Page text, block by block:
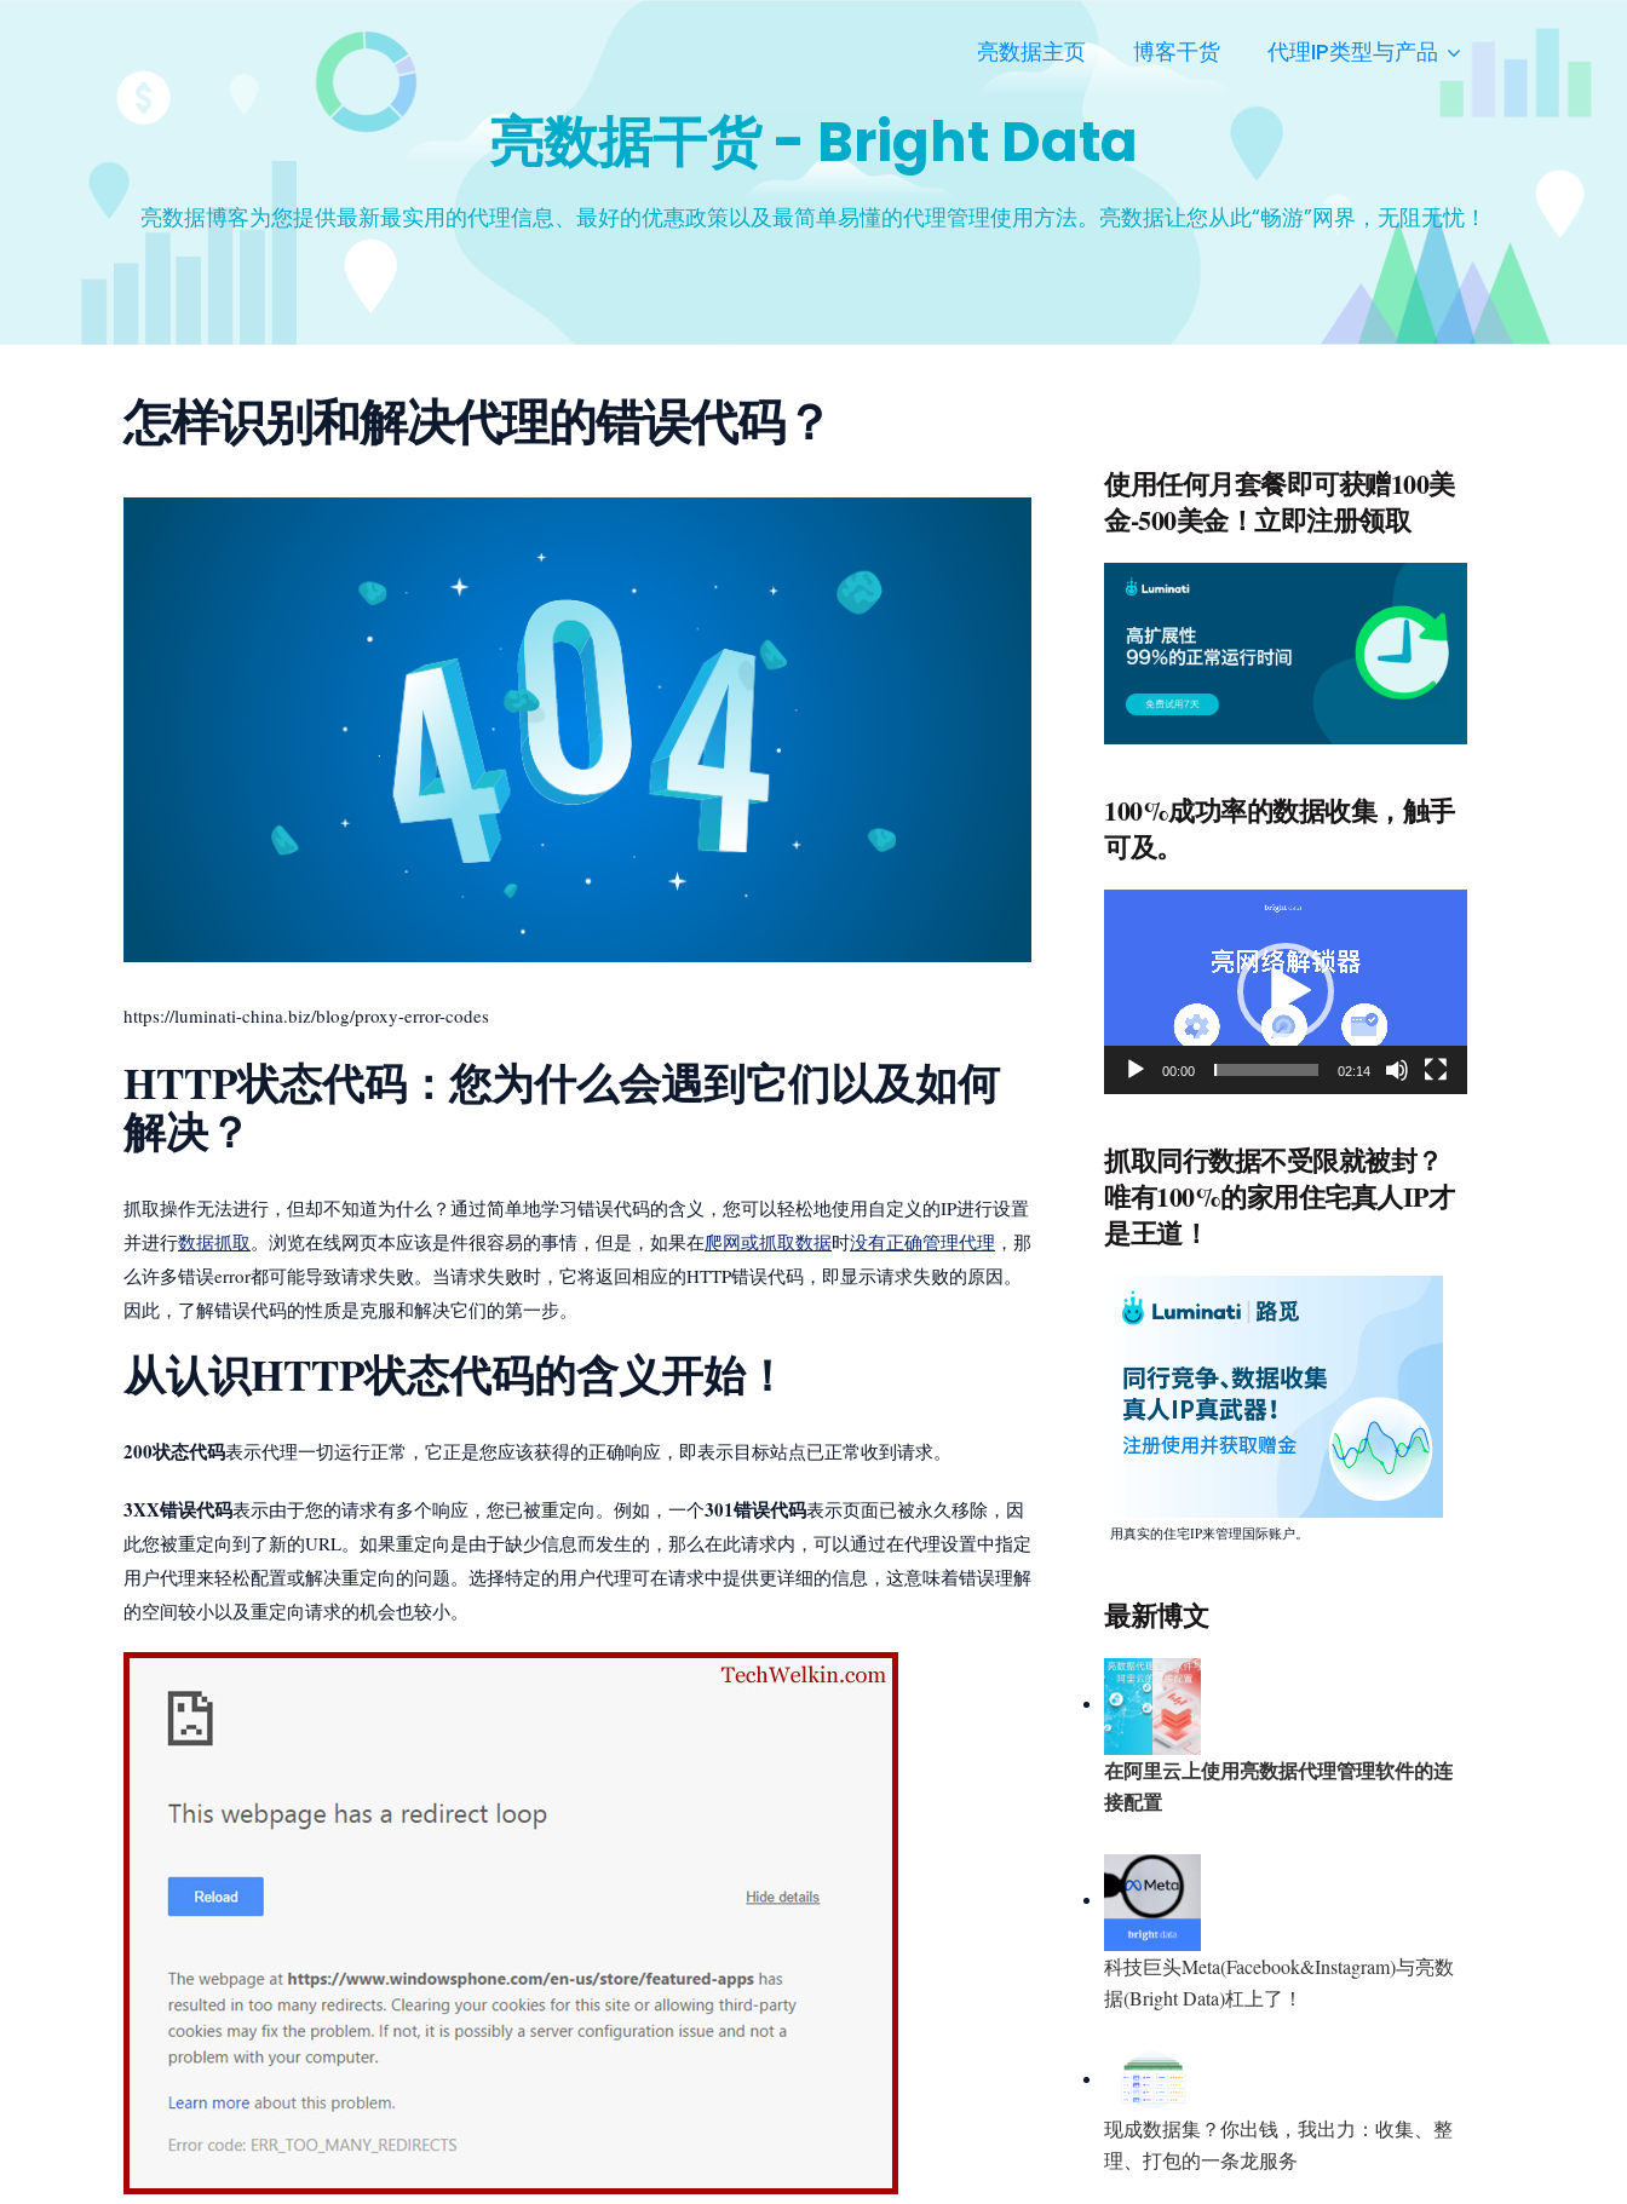
亮数据主页 博客干货 代理IP类型与产品
亮数据干货 - Bright Data
亮数据博客为您提供最新最实用的代理信息、最好的优惠政策以及最简单易懂的代理管理使用方法。亮数据让您从此“畅游”网界，无阻无忧！
怎样识别和解决代理的错误代码？
https://luminati-china.biz/blog/proxy-error-codes
HTTP状态代码：您为什么会遇到它们以及如何
解决？
抓取操作无法进行，但却不知道为什么？通过简单地学习错误代码的含义，您可以轻松地使用自定义的IP进行设置
并进行数据抓取。浏览在线网页本应该是件很容易的事情，但是，如果在爬网或抓取数据时没有正确管理代理 ，那
么许多错误error都可能导致请求失败。当请求失败时，它将返回相应的HTTP错误代码，即显示请求失败的原因。
因此，了解错误代码的性质是克服和解决它们的第一步。
从认识HTTP状态代码的含义开始！
200状态代码表示代理一切运行正常，它正是您应该获得的正确响应，即表示目标站点已正常收到请求。
3XX错误代码表示由于您的请求有多个响应，您已被重定向。例如，一个301错误代码表示页面已被永久移除，因
此您被重定向到了新的URL。如果重定向是由于缺少信息而发生的，那么在此请求内，可以通过在代理设置中指定
用户代理来轻松配置或解决重定向的问题。选择特定的用户代理可在请求中提供更详细的信息，这意味着错误理解
的空间较小以及重定向请求的机会也较小。
使用任何月套餐即可获赠100美
金-500美金！立即注册领取
100%成功率的数据收集，触手
可及。
器
00:00 02:14
抓取同行数据不受限就被封？
唯有100%的家用住宅真人IP才
是王道！
用真实的住宅IP来管理国际账户。
最新博文
在阿里云上使用亮数据代理管理软件的连
接配置
科技巨头Meta(Facebook&Instagram)与亮数
据(Bright Data)杠上了！
现成数据集？你出钱，我出力：收集、整
理、打包的一条龙服务